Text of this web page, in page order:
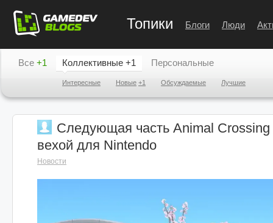
Топики Блоги Люди
Все +1 Коллективные +1
Интересные Новые +1 Обсуждаемые Лучшие
Персональные
Следующая часть Animal Crossing
вехой для Nintendo
Новости